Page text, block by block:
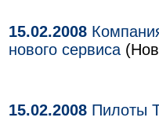
15.02.2008
нового сервиса
15.02.2008 Пилоты